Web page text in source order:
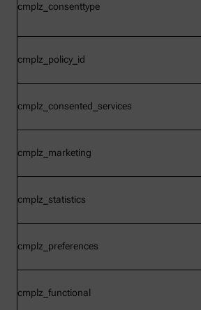
cmplz_consenttype
cmplz_policy_id
cmplz_consented_services
cmplz_marketing
cmplz_statistics
cmplz_preferences
cmplz_functional